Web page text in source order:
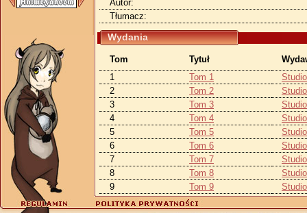
Autor:
Tłumacz:
Wydania
Tom Tytuł
1
Tom 1
2
Tom 2
3
Tom 3
4
Tom 4
5
Tom 5
6
Tom 6
7
Tom 7
8
Tom 8
9
Tom 9